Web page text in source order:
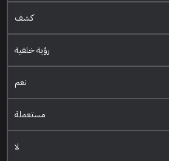
كشف
رؤية خلفية
نعم
مستعملة
لا